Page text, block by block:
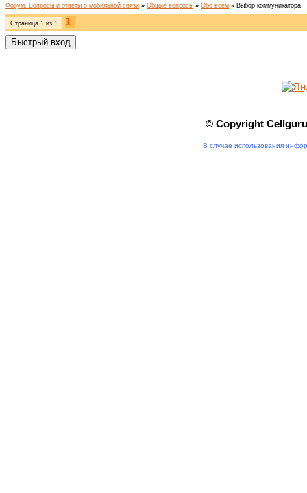
Форум. Вопросы и ответы о мобильной связи » Общие вопросы » Обо всем » Выбор коммуникатора
Страница 1 из 1 1
© Copyright
В случае использования